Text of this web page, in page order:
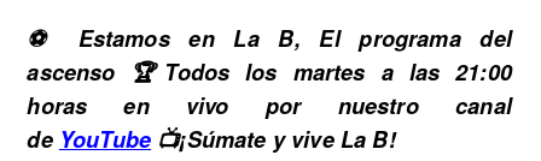
⚽ Estamos en La B, El programa del
ascenso 🏆Todos los martes a las 21:00
horas en vivo por nuestro canal
de YouTube 📺¡Súmate y vive La B!